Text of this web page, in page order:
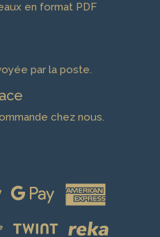
en format PDF
par la poste.
chez nous.